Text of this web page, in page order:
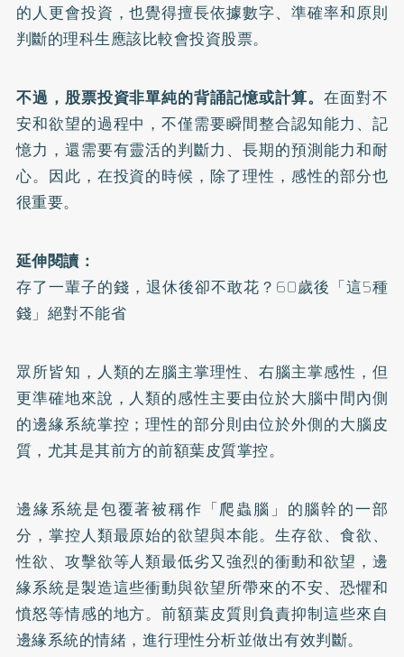
的人更會投資，也覺得擅長依據數字、準確率和原則
判斷的理科生應該比較會投資股票。
不過，股票投資非單純的背誦記憶或計算。 在面對不
安和欲望的過程中，不僅需要瞬間整合認知能力、記
憶力，還需要有靈活的判斷力、長期的預測能力和耐
心。因此，在投資的時候，除了理性，感性的部分也
很重要。
延伸閱讀：
存了一輩子的錢，退休後卻不敢花？60歲後「這5種
錢」絕對不能省
眾所皆知，人類的左腦主掌理性、右腦主掌感性，但
更準確地來說，人類的感性主要由位於大腦中間內側
的邊緣系統掌控；理性的部分則由位於外側的大腦皮
質，尤其是其前方的前額葉皮質掌控。
邊緣系統是包覆著被稱作「爬蟲腦」的腦幹的一部
分，掌控人類最原始的欲望與本能。生存欲、食欲、
性欲、攻擊欲等人類最低劣又強烈的衝動和欲望，邊
緣系統是製造這些衝動與欲望所帶來的不安、恐懼和
憤怒等情感的地方。前額葉皮質則負責抑制這些來自
邊緣系統的情緒，進行理性分析並做出有效判斷。